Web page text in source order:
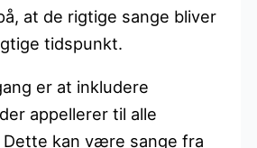
at de rigtige sange bliver
tidspunkt.
er at inkludere
appellerer til alle
Dette kan være sange fra